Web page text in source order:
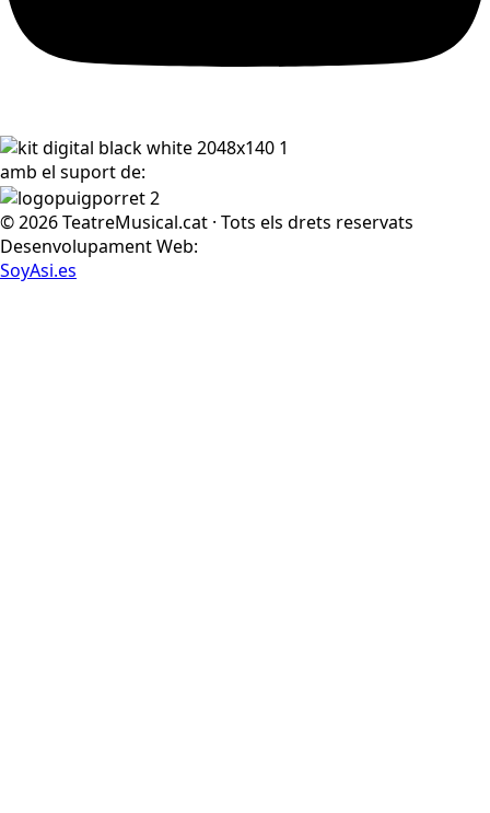
amb el suport de:
© 2026 TeatreMusical.cat · Tots els drets reservats
Desenvolupament Web:
SoyAsi.es